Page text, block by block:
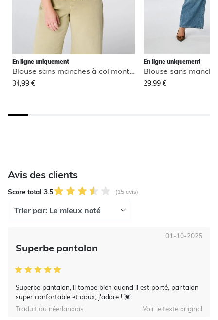
En ligne uniquement
Blouse sans manches à col montant
34,99 €
En ligne uniquement
29,99 €
Avis des clients
Score total 3.5 (15 avis)
Superbe pantalon
Superbe pantalon, il tombe bien quand il est porté, pantalon
super confortable et doux, j'adore ! 💓
01-10-2025
Traduit du néerlandais Voir le texte original